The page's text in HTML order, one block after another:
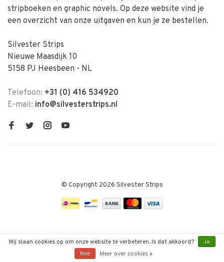
stripboeken en graphic novels. Op deze website vind je
een overzicht van onze uitgaven en kun je ze bestellen.
Silvester Strips
Nieuwe Maasdijk 10
5158 PJ Heesbeen - NL
Telefoon: +31 (0) 416 534920
E-mail: info@silvesterstrips.nl
© Copyright 2026 Silvester Strips
Wij slaan cookies op om onze website te verbeteren. Is dat akkoord?
Ja
Nee
Meer over cookies »